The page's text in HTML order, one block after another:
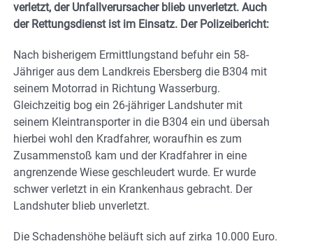
verletzt, der Unfallverursacher blieb unverletzt. Auch
der Rettungsdienst ist im Einsatz. Der Polizeibericht:
Nach bisherigem Ermittlungstand befuhr ein 58-
Jähriger aus dem Landkreis Ebersberg die B304 mit
seinem Motorrad in Richtung Wasserburg.
Gleichzeitig bog ein 26-jähriger Landshuter mit
seinem Kleintransporter in die B304 ein und übersah
hierbei wohl den Kradfahrer, woraufhin es zum
Zusammenstoß kam und der Kradfahrer in eine
angrenzende Wiese geschleudert wurde. Er wurde
schwer verletzt in ein Krankenhaus gebracht. Der
Landshuter blieb unverletzt.
Die Schadenshöhe beläuft sich auf zirka 10.000 Euro.